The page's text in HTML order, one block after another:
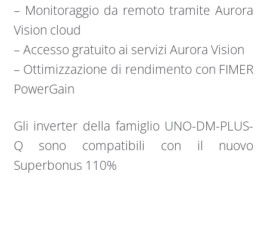
– Monitoraggio da remoto tramite Aurora
Vision cloud
– Accesso gratuito ai servizi Aurora Vision
– Ottimizzazione di rendimento con FIMER
PowerGain
Gli inverter della famiglio UNO-DM-PLUS-
Q sono compatibili con il nuovo
Superbonus 110%